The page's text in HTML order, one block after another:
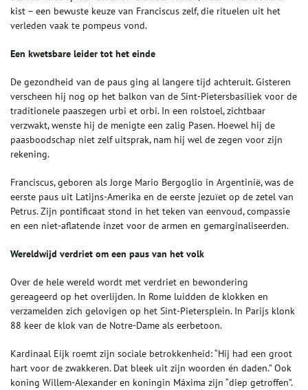
kist – een bewuste keuze van Franciscus zelf, die rituelen uit het
verleden vaak te pompeus vond.
Een kwetsbare leider tot het einde
De gezondheid van de paus ging al langere tijd achteruit. Gisteren
verscheen hij nog op het balkon van de Sint-Pietersbasiliek voor de
traditionele paaszegen urbi et orbi. In een rolstoel, zichtbaar
verzwakt, wenste hij de menigte een zalig Pasen. Hoewel hij de
paasboodschap niet zelf uitsprak, nam hij wel de zegen voor zijn
rekening.
Franciscus, geboren als Jorge Mario Bergoglio in Argentinië, was de
eerste paus uit Latijns-Amerika en de eerste jezuïet op de zetel van
Petrus. Zijn pontificaat stond in het teken van eenvoud, compassie
en een niet-aflatende inzet voor de armen en gemarginaliseerden.
Wereldwijd verdriet om een paus van het volk
Over de hele wereld wordt met verdriet en bewondering
gereageerd op het overlijden. In Rome luidden de klokken en
verzamelden zich gelovigen op het Sint-Pietersplein. In Parijs klonk
88 keer de klok van de Notre-Dame als eerbetoon.
Kardinaal Eijk roemt zijn sociale betrokkenheid: “Hij had een groot
hart voor de zwakkeren. Dat bleek uit zijn woorden én daden.” Ook
koning Willem-Alexander en koningin Máxima zijn “diep getroffen”.